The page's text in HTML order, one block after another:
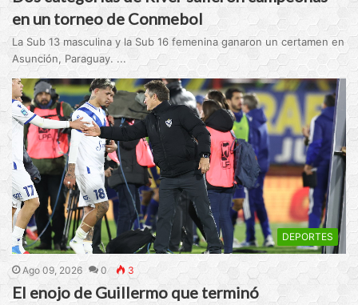
en un torneo de Conmebol
La Sub 13 masculina y la Sub 16 femenina ganaron un certamen en
Asunción, Paraguay. ...
DEPORTES
Ago 09, 2026 0 3
El enojo de Guillermo que terminó